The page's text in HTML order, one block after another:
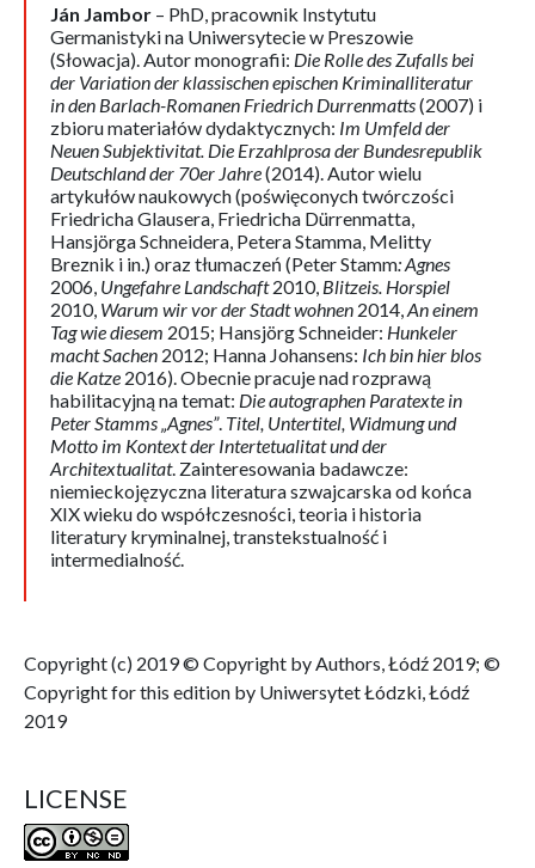
Ján Jambor – PhD, pracownik Instytutu
Germanistyki na Uniwersytecie w Preszowie
(Słowacja). Autor monografii: Die Rolle des Zufalls bei
der Variation der klassischen epischen Kriminalliteratur
in den Barlach-Romanen Friedrich Durrenmatts(2007) i
zbioru materiałów dydaktycznych: Im Umfeld der
Neuen Subjektivitat. Die Erzahlprosa der Bundesrepublik
Deutschland der 70er Jahre(2014). Autor wielu
artykułów naukowych (poświęconych twórczości
Friedricha Glausera, Friedricha Dürrenmatta,
Hansjörga Schneidera, Petera Stamma, Melitty
Breznik i in.) oraz tłumaczeń (Peter Stamm: Agnes
2006, Ungefahre Landschaft2010, Blitzeis. Horspiel
2010, Warum wir vor der Stadt wohnen 2014, An einem
Tag wie diesem 2015; Hansjörg Schneider: Hunkeler
macht Sachen 2012; Hanna Johansens: Ich bin hier blos
die Katze 2016). Obecnie pracuje nad rozprawą
habilitacyjną na temat: Die autographen Paratexte in
Peter Stamms „Agnes”. Titel, Untertitel, Widmung und
Motto im Kontext der Intertetualitat und der
Architextualitat. Zainteresowania badawcze:
niemieckojęzyczna literatura szwajcarska od końca
XIX wieku do współczesności, teoria i historia
literatury kryminalnej, transtekstualność i
intermedialność.
Copyright (c) 2019 © Copyright by Authors, Łódź 2019; ©
Copyright for this edition by Uniwersytet Łódzki, Łódź
2019
LICENSE